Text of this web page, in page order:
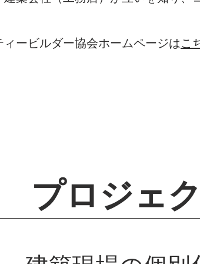
ィービルダー協会ホームページはこ
プロジェ